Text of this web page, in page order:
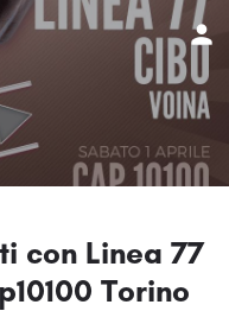
con Linea 77
Torino